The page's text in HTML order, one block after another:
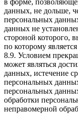
в форме,
данных, не дольше,
персональных
данных не
стороной которого,
по которому
8.9. Условием
может являться
данных, истечение
персональных
персональных
обработки
неправомерной